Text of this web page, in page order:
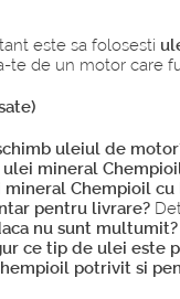
este sa folosesti
te de un motor care
uleiul de
mineral
Chempioil cu
pentru livrare?
nu sunt multumit?
ce tip de ulei este
potrivit si